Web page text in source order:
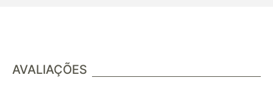
AVALIAÇÕES